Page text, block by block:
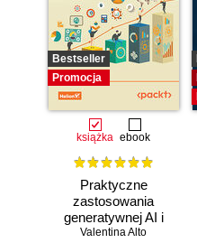
Bestseller
Promocja
książka ebook
Praktyczne
zastosowania
generatywnej AI i
ChatGPT.
Valentina Alto